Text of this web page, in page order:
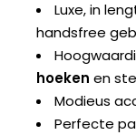
Luxe, in
handsfree
hoeken en
Modieus
Perfecte